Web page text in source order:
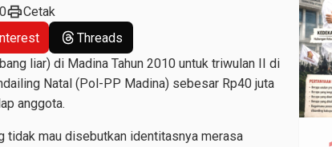
printCetak
Threads
liar) di Madina Tahun 2010 untuk triwulan II di
Natal (Pol-PP Madina) sebesar Rp40 juta
anggota.
tidak mau disebutkan identitasnya merasa